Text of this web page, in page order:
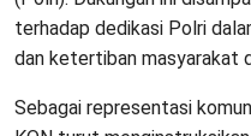
terhadap dedikasi Polri
dan ketertiban masyarakat
Sebagai representasi